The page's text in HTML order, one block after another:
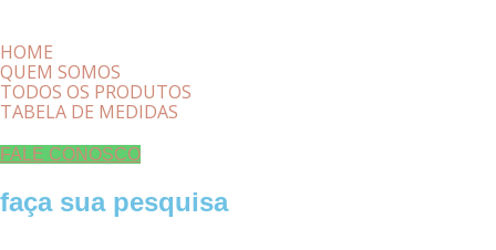
HOME
QUEM SOMOS
TODOS OS PRODUTOS
TABELA DE MEDIDAS
FALE CONOSCO
faça sua pesquisa